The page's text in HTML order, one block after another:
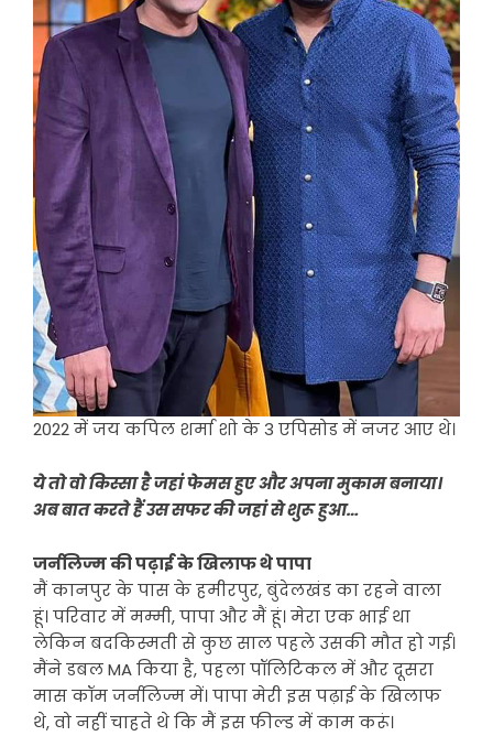
2022 में जय कपिल शर्मा शो के 3 एपिसोड में नजर आए थे।
ये तो वो किस्सा है जहां फेमस हुए और अपना मुकाम बनाया।
अब बात करते हैं उस सफर की जहां से शुरू हुआ…
जर्नलिज्म की पढ़ाई के खिलाफ थे पापा
मैं कानपुर के पास के हमीरपुर, बुंदेलखंड का रहने वाला
हूं। परिवार में मम्मी, पापा और मैं हूं। मेरा एक भाई था
लेकिन बदकिस्मती से कुछ साल पहले उसकी मौत हो गई।
मैंने डबल MA किया है, पहला पॉलिटिकल में और दूसरा
मास कॉम जर्नलिज्म में। पापा मेरी इस पढ़ाई के खिलाफ
थे, वो नहीं चाहते थे कि मैं इस फील्ड में काम करूं।